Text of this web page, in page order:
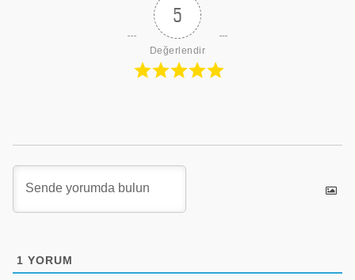
5
Değerlendir
1 YORUM